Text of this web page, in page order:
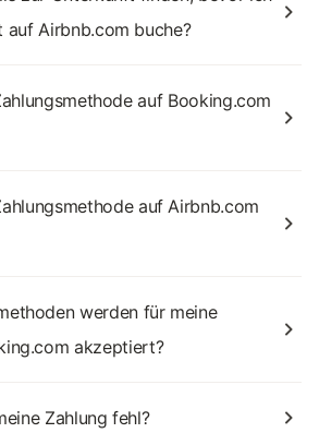
auf Airbnb.com buche?
auf Booking.com
auf Airbnb.com
werden für meine
akzeptiert?
Zahlung fehl?